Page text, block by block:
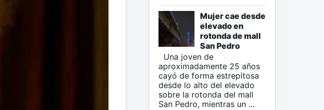
Mujer cae desde
elevado en
rotonda de mall
San Pedro
Una joven de
aproximadamente 25 años
cayó de forma estrepitosa
desde lo alto del elevado
sobre la rotonda del mall
San Pedro, mientras un ...